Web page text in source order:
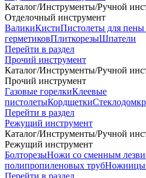
Каталог/Инструменты/Ручной
Отделочный инструмент
ВаликиКистиПистолеты для пены
герметиковПлиткорезыШпатели
Перейти в раздел
Прочий инструмент
Каталог/Инструменты/Ручной
Прочий инструмент
Газовые горелкиКлеевые
пистолетыКордщетки
Перейти в раздел
Режущий инструмент
Каталог/Инструменты/Ручной
Режущий инструмент
БолторезыНожи со сменным
полипропиленовых трубНожницы
Перейти в раздел